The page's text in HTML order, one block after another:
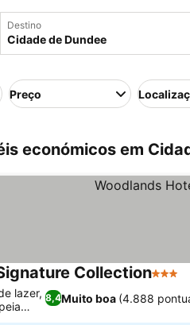
Destino
Preço
económicos em
Collection3
8,4Muito boa (4.888
lazer,